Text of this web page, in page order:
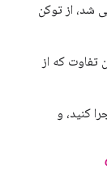
شد، از توکن
کنید، و